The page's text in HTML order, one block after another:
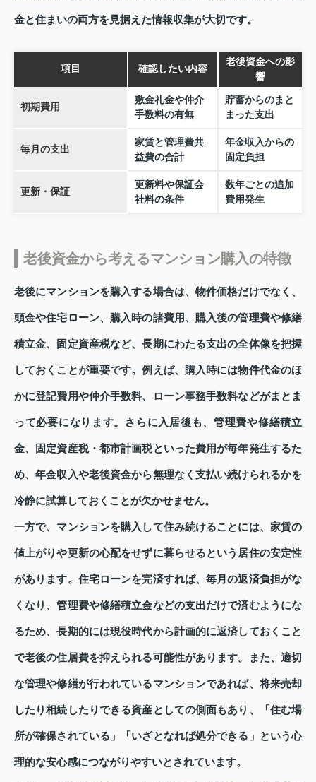
金と住まいの両方を見据えた情報収集が大切です。
項目 確認したい内容
老後資金への影
響
初期費用
敷金礼金や仲介
手数料の有無
貯蓄からのまと
まった支出
毎月の支出
家賃と管理費共
益費の合計
年金収入からの
固定負担
更新・保証
更新料や保証会
社料の条件
数年ごとの追加
費用発生
老後資金から考えるマンション購入の特徴
老後にマンションを購入する場合は、物件価格だけでなく、
頭金や住宅ローン、購入時の諸費用、購入後の管理費や修繕
積立金、固定資産税など、長期にわたる支出の全体像を把握
しておくことが重要です。例えば、購入時には物件代金のほ
かに登記費用や仲介手数料、ローン事務手数料などがまとま
って必要になります。さらに入居後も、管理費や修繕積立
金、固定資産税・都市計画税といった費用が毎年発生するた
め、年金収入や老後資金から無理なく支払い続けられるかを
冷静に試算しておくことが欠かせません。
一方で、マンションを購入して住み続けることには、家賃の
値上がりや更新の心配をせずに暮らせるという居住の安定性
があります。住宅ローンを完済すれば、毎月の返済負担がな
くなり、管理費や修繕積立金などの支出だけで済むようにな
るため、長期的には現役時代から計画的に返済しておくこと
で老後の住居費を抑えられる可能性があります。また、適切
な管理や修繕が行われているマンションであれば、将来売却
したり相続したりできる資産としての側面もあり、「住む場
所が確保されている」「いざとなれば処分できる」という心
理的な安心感につながりやすいとされています。